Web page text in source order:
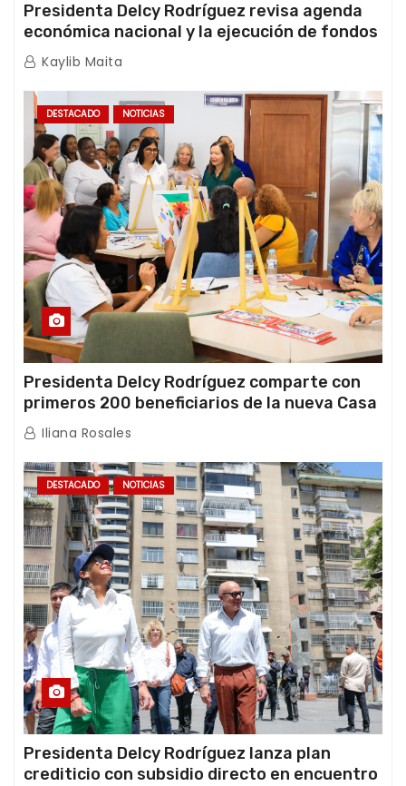
Presidenta Delcy Rodríguez revisa agenda
económica nacional y la ejecución de fondos
de emergencia post-sismos
Kaylib Maita
DESTACADO NOTICIAS
Presidenta Delcy Rodríguez comparte con
primeros 200 beneficiarios de la nueva Casa
de los Abuelos “La Primavera” en Caracas
Iliana Rosales
DESTACADO NOTICIAS
Presidenta Delcy Rodríguez lanza plan
crediticio con subsidio directo en encuentro